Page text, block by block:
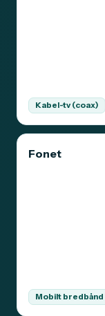
Kabel-tv (coax)
Fonet
Mobilt bredbånd